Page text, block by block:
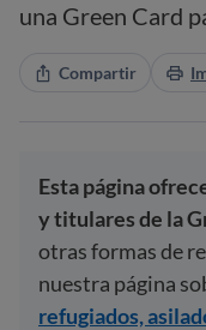
una Green Card
Compartir
Esta página
y titulares de la
otras formas de
nuestra página
refugiados,